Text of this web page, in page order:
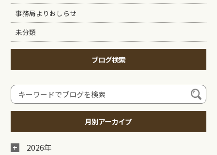
事務局よりおしらせ
未分類
ブログ検索
月別アーカイブ
2026年